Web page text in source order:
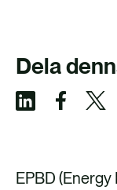
Dela
l
l
l
EPBD